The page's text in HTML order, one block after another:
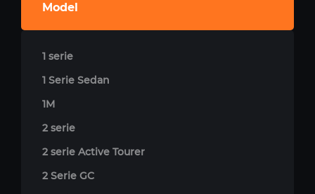
Model
1 serie
1 Serie Sedan
1M
2 serie
2 serie Active Tourer
2 Serie GC